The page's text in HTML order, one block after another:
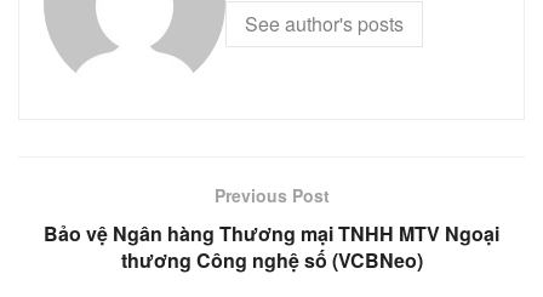
See author's posts
Previous Post
Bảo vệ Ngân hàng Thương mại TNHH MTV Ngoại
thương Công nghệ số (VCBNeo)